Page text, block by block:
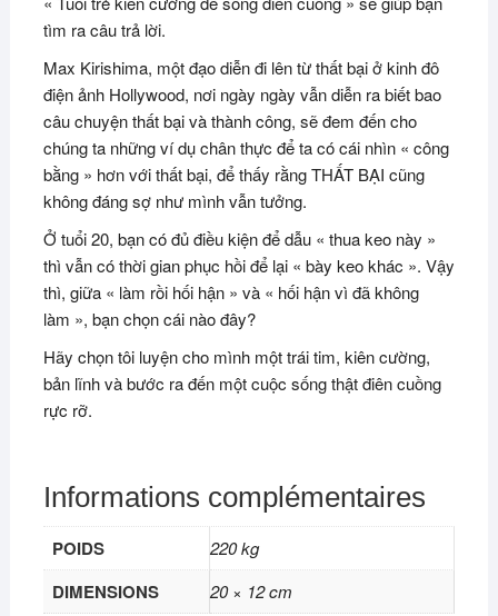
tìm ra câu trả lời.
Max Kirishima, một đạo diễn đi lên từ thất bại ở kinh đô
điện ảnh Hollywood, nơi ngày ngày vẫn diễn ra biết bao
câu chuyện thất bại và thành công, sẽ đem đến cho
chúng ta những ví dụ chân thực để ta có cái nhìn « công
bằng » hơn với thất bại, để thấy rằng THẤT BẠI cũng
không đáng sợ như mình vẫn tưởng.
Ở tuổi 20, bạn có đủ điều kiện để dẫu « thua keo này »
thì vẫn có thời gian phục hồi để lại « bày keo khác ». Vậy
thì, giữa « làm rồi hối hận » và « hối hận vì đã không
làm », bạn chọn cái nào đây?
Hãy chọn tôi luyện cho mình một trái tim, kiên cường,
bản lĩnh và bước ra đến một cuộc sống thật điên cuồng
rực rỡ.
Informations complémentaires
POIDS 220 kg
DIMENSIONS 20 × 12 cm